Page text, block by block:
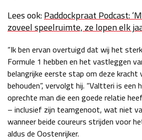
Lees ook:Paddockpraat Podcast:
zoveel speelruimte, ze lopen elk
“Ik ben ervan overtuigd dat wij het
Formule 1 hebben en het vastleggen
belangrijke eerste stap om deze
behouden”, vervolgt hij. “Valtteri is een
oprechte man die een goede relatie
– inclusief zijn teamgenoot, wat niet
wanneer beide coureurs strijden voor
aldus de Oostenrijker.